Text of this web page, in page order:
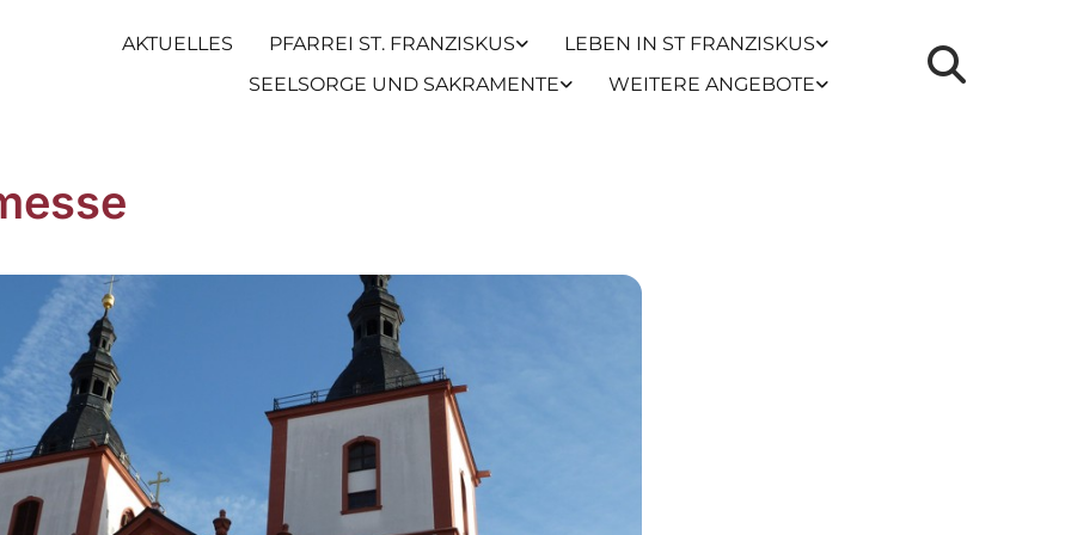
AKTUELLES PFARREI ST. FRANZISKUS
LEBEN IN ST FRANZISKUS
SEELSORGE UND SAKRAMENTE
WEITERE ANGEBOTE